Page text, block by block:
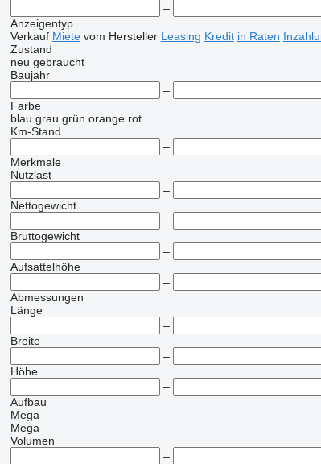
–
Anzeigentyp
Verkauf Miete vom Hersteller Leasing Kredit in Raten
Zustand
neu gebraucht
Baujahr
–
Farbe
blau grau grün orange rot
Km-Stand
–
Merkmale
Nutzlast
–
Nettogewicht
–
Bruttogewicht
–
Aufsattelhöhe
–
Abmessungen
Länge
–
Breite
–
Höhe
–
Aufbau
Mega
Mega
Volumen
–